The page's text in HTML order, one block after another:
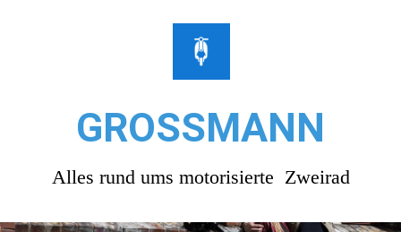
GROSSMANN
Alles rund ums motorisierte Zweirad